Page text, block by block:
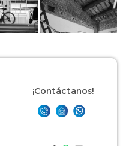
¡Contáctanos!